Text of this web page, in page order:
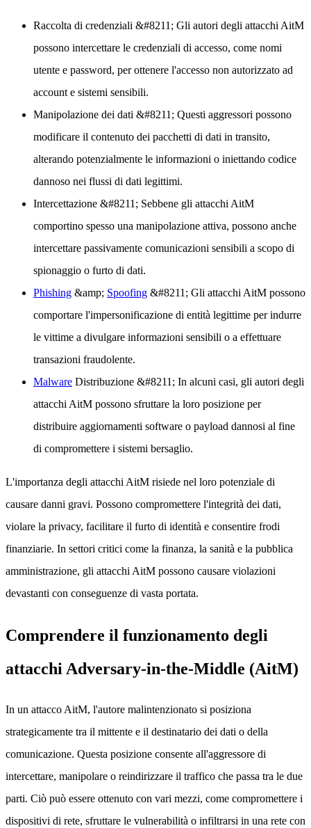
Raccolta di credenziali &#8211; Gli autori degli attacchi AitM
possono intercettare le credenziali di accesso, come nomi
utente e password, per ottenere l'accesso non autorizzato ad
account e sistemi sensibili.
Manipolazione dei dati &#8211; Questi aggressori possono
modificare il contenuto dei pacchetti di dati in transito,
alterando potenzialmente le informazioni o iniettando codice
dannoso nei flussi di dati legittimi.
Intercettazione &#8211; Sebbene gli attacchi AitM
comportino spesso una manipolazione attiva, possono anche
intercettare passivamente comunicazioni sensibili a scopo di
spionaggio o furto di dati.
Phishing &amp; Spoofing &#8211; Gli attacchi AitM possono
comportare l'impersonificazione di entità legittime per indurre
le vittime a divulgare informazioni sensibili o a effettuare
transazioni fraudolente.
Malware Distribuzione &#8211; In alcuni casi, gli autori degli
attacchi AitM possono sfruttare la loro posizione per
distribuire aggiornamenti software o payload dannosi al fine
di compromettere i sistemi bersaglio.
L'importanza degli attacchi AitM risiede nel loro potenziale di
causare danni gravi. Possono compromettere l'integrità dei dati,
violare la privacy, facilitare il furto di identità e consentire frodi
finanziarie. In settori critici come la finanza, la sanità e la pubblica
amministrazione, gli attacchi AitM possono causare violazioni
devastanti con conseguenze di vasta portata.
Comprendere il funzionamento degli
attacchi Adversary-in-the-Middle (AitM)
In un attacco AitM, l'autore malintenzionato si posiziona
strategicamente tra il mittente e il destinatario dei dati o della
comunicazione. Questa posizione consente all'aggressore di
intercettare, manipolare o reindirizzare il traffico che passa tra le due
parti. Ciò può essere ottenuto con vari mezzi, come compromettere i
dispositivi di rete, sfruttare le vulnerabilità o infiltrarsi in una rete con